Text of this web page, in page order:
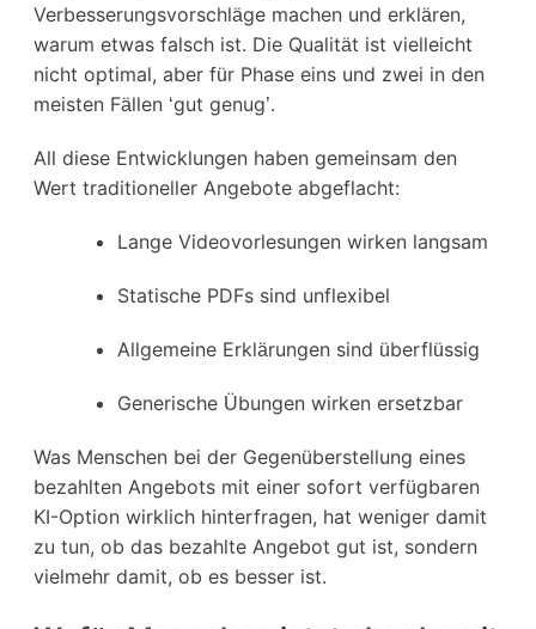
Verbesserungsvorschläge machen und erklären,
warum etwas falsch ist. Die Qualität ist vielleicht
nicht optimal, aber für Phase eins und zwei in den
meisten Fällen ‘gut genug’.
All diese Entwicklungen haben gemeinsam den
Wert traditioneller Angebote abgeflacht:
Lange Videovorlesungen wirken langsam
Statische PDFs sind unflexibel
Allgemeine Erklärungen sind überflüssig
Generische Übungen wirken ersetzbar
Was Menschen bei der Gegenüberstellung eines
bezahlten Angebots mit einer sofort verfügbaren
KI-Option wirklich hinterfragen, hat weniger damit
zu tun, ob das bezahlte Angebot gut ist, sondern
vielmehr damit, ob es besser ist.